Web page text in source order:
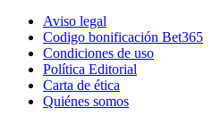
Aviso legal
Codigo bonificación Bet365
Condiciones de uso
Política Editorial
Carta de ética
Quiénes somos